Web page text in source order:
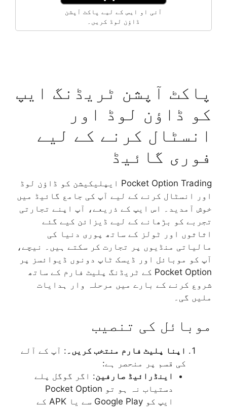
آئی او ایس کے لیے پاکٹ آپشن
ڈاؤن لوڈ کریں۔
پاکٹ آپشن ٹریڈنگ ایپ
کو ڈاؤن لوڈ اور
انسٹال کرنے کے لیے
فوری گائیڈ
Pocket Option Trading ایپلیکیشن کو ڈاؤن لوڈ
اور انسٹال کرنے کے لیے آپ کی جامع گائیڈ میں
خوش آمدید۔ اس ایپ کے ذریعے، آپ اپنے تجارتی
تجربے کو بڑھانے کے لیے ڈیزائن کیے گئے
اثاثوں اور ٹولز کے ساتھ پوری دنیا کی
مالیاتی منڈیوں پر تجارت کر سکتے ہیں۔ نیچے،
آپ کو موبائل اور ڈیسک ٹاپ دونوں ڈیوائسز پر
Pocket Option کے ٹریڈنگ پلیٹ فارم کے ساتھ
شروع کرنے کے بارے میں مرحلہ وار ہدایات
ملیں گی۔
موبائل کی تنصیب
اپنا پلیٹ فارم منتخب کریں۔ : آپ کے آلے
کی قسم پر منحصر ہے:
اینڈرائیڈ صارفین: اگر گوگل پلے
دستیاب نہ ہو تو Pocket Option
ایپ کو Google Play سے یا APK کے